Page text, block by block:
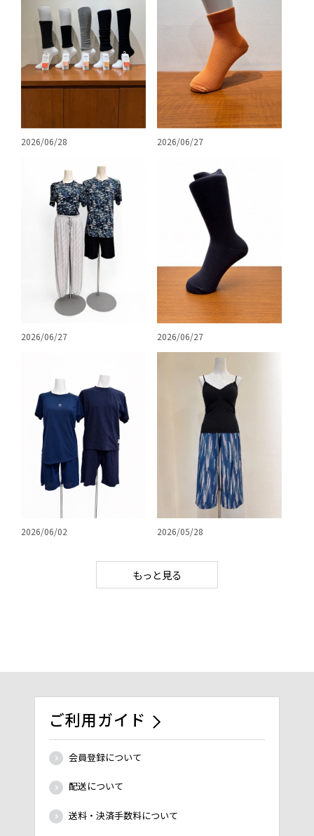
2026/06/28 2026/06/27
2026/06/27 2026/06/27
2026/06/02 2026/05/28
もっと見る
ご利用ガイド
会員登録について
配送について
送料・決済手数料について